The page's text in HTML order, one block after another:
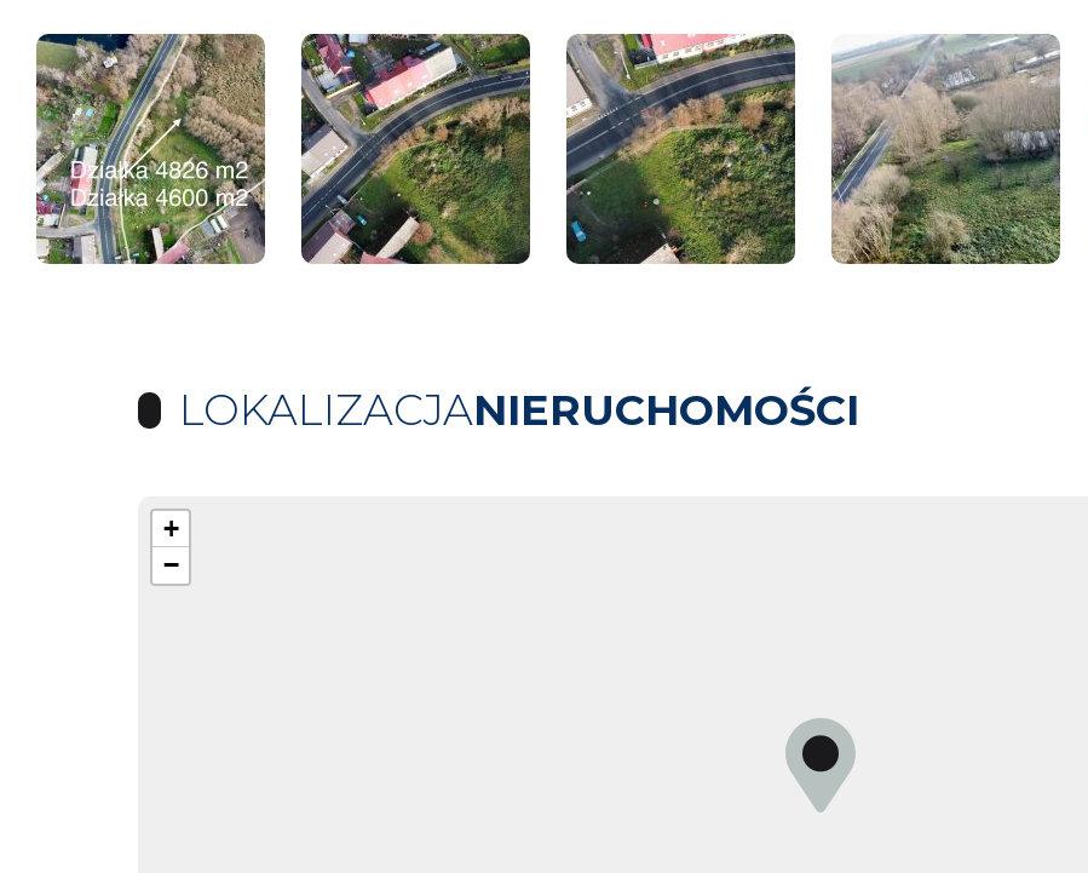
LOKALIZACJANIERUCHOMOŚCI
+
−